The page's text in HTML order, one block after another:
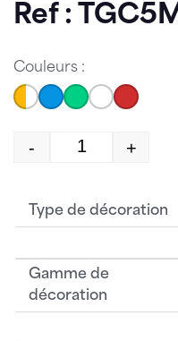
Ref :
Couleurs :
quantité de
- +
Type de décoration
Gamme de
décoration